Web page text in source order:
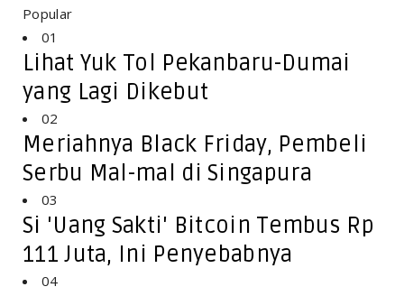
Popular
01
Lihat Yuk Tol Pekanbaru-Dumai
yang Lagi Dikebut
02
Meriahnya Black Friday, Pembeli
Serbu Mal-mal di Singapura
03
Si 'Uang Sakti' Bitcoin Tembus Rp
111 Juta, Ini Penyebabnya
04